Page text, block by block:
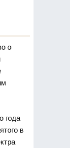
о
года
в